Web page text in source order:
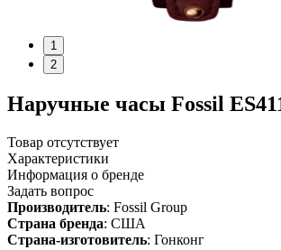
1
2
Наручные часы Fossil
Товар отсутствует
Характеристики
Информация о бренде
Задать вопрос
Производитель: Fossil Group
Страна бренда: США
Страна-изготовитель: Гонконг